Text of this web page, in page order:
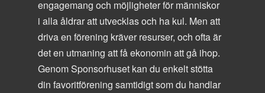
engagemang och möjligheter för människor
i alla åldrar att utvecklas och ha kul. Men att
driva en förening kräver resurser, och ofta är
det en utmaning att få ekonomin att gå ihop.
Genom Sponsorhuset kan du enkelt stötta
din favoritförening samtidigt som du handlar